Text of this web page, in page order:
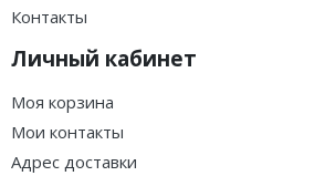
Контакты
Личный кабинет
Моя корзина
Мои контакты
Адрес доставки